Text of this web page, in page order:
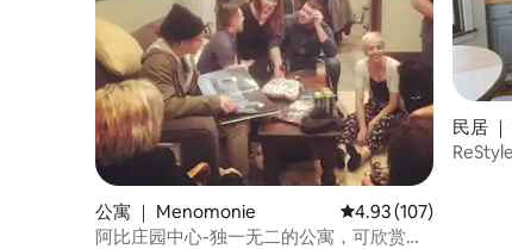
公寓 ｜ Menomonie 平均评分 4.93 分（满
4.93 (107)
阿比庄园中心-独一无二的公寓，可欣赏湖
民居